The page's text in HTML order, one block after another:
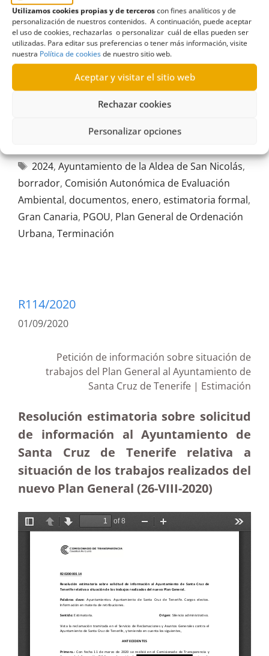
Utilizamos cookies propias y de terceroscon fines analíticos y de
personalización de nuestros contenidos. A continuación, puede aceptar
el uso de cookies, rechazarlas o personalizar cuál de ellas pueden ser
utilizadas. Para editar sus preferencias o tener más información, visite
nuestra Política de cookiesde nuestro sitio web.
Aceptar y visitar el sitio web
Rechazar cookies
Personalizar opciones
2024, Ayuntamiento de la Aldea de San Nicolás,
borrador, Comisión Autonómica de Evaluación
Ambiental, documentos, enero, estimatoria formal,
Gran Canaria, PGOU, Plan General de Ordenación
Urbana, Terminación
R114/2020
01/09/2020
Petición de información sobre situación de
trabajos del Plan General al Ayuntamiento de
Santa Cruz de Tenerife | Estimación
Resolución estimatoria sobre solicitud
de información al Ayuntamiento de
Santa Cruz de Tenerife relativa a
situación de los trabajos realizados del
nuevo Plan General (26-VIII-2020)